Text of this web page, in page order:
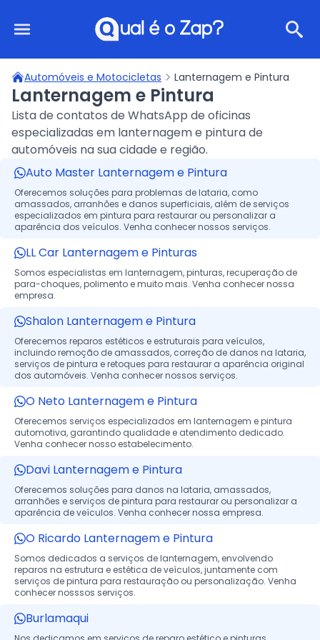
Qual é o Zap?
Automóveis e Motocicletas Lanternagem e Pintura
Lanternagem e Pintura
Lista de contatos de WhatsApp de oficinas
especializadas em lanternagem e pintura de
automóveis na sua cidade e região.
Auto Master Lanternagem e Pintura
Oferecemos soluções para problemas de lataria, como
amassados, arranhões e danos superficiais, além de serviços
especializados em pintura para restaurar ou personalizar a
aparência dos veículos. Venha conhecer nossos serviços.
LL Car Lanternagem e Pinturas
Somos especialistas em lanternagem, pinturas, recuperação de
para-choques, polimento e muito mais. Venha conhecer nossa
empresa.
Shalon Lanternagem e Pintura
Oferecemos reparos estéticos e estruturais para veículos,
incluindo remoção de amassados, correção de danos na lataria,
serviços de pintura e retoques para restaurar a aparência original
dos automóveis. Venha conhecer nossos serviços.
O Neto Lanternagem e Pintura
Oferecemos serviços especializados em lanternagem e pintura
automotiva, garantindo qualidade e atendimento dedicado.
Venha conhecer nosso estabelecimento.
Davi Lanternagem e Pintura
Oferecemos soluções para danos na lataria, amassados,
arranhões e serviços de pintura para restaurar ou personalizar a
aparência de veículos. Venha conhecer nossa empresa.
O Ricardo Lanternagem e Pintura
Somos dedicados a serviços de lanternagem, envolvendo
reparos na estrutura e estética de veículos, juntamente com
serviços de pintura para restauração ou personalização. Venha
conhecer nosssos serviços.
Burlamaqui